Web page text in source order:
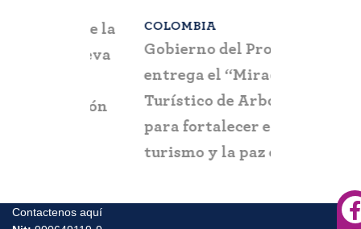
COLOMBIA
Gobierno del Progreso
entrega el “Mirador
Turístico de Arboletes”
para fortalecer el
turismo y la paz en el